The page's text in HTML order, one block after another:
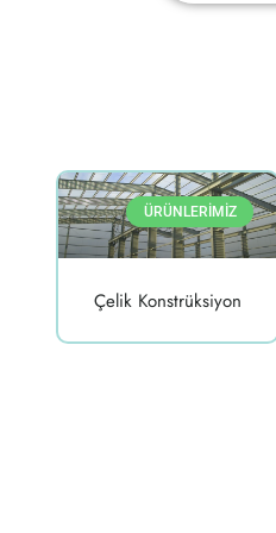
ÜRÜNLERİMİZ
Çelik Konstrüksiyon